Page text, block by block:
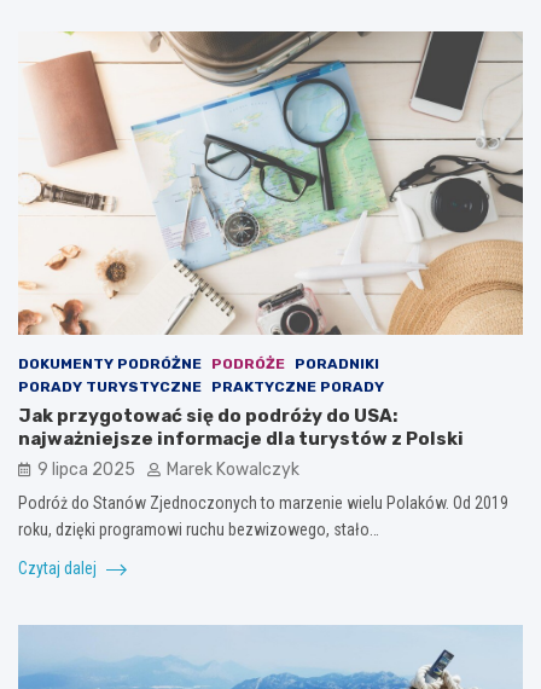
DOKUMENTY PODRÓŻNE PODRÓŻE
PORADNIKI
PORADY TURYSTYCZNE
PRAKTYCZNE PORADY
Jak przygotować się do podróży do USA:
najważniejsze informacje dla turystów z Polski
9 lipca 2025 Marek Kowalczyk
Podróż do Stanów Zjednoczonych to marzenie wielu Polaków. Od 2019
roku, dzięki programowi ruchu bezwizowego, stało…
Czytaj dalej